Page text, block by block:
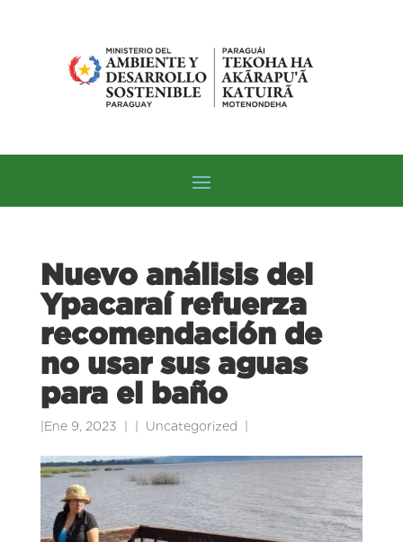
Nuevo análisis del
Ypacaraí refuerza
recomendación de
no usar sus aguas
para el baño
Ene 9, 2023 Uncategorized